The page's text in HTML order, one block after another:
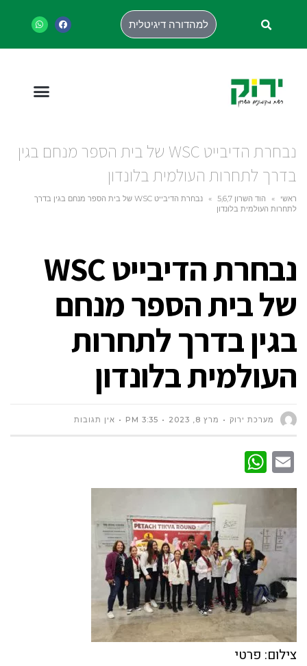
למהדורה דיגיטלית
נבחרת הדיבייט WSC של בית הספר מנחם בגין
בדרך לתחרות העולמית בלונדון
ראשי » הוד השרון 5,6,7 »
נבחרת הדיבייט WSC של בית הספר מנחם בגין בדרך
לתחרות העולמית בלונדון
נבחרת הדיבייט WSC
של בית הספר מנחם
בגין בדרך לתחרות
העולמית בלונדון
מערכת ירוק מרץ 8, 2023 3:35 PM אין תגובות
Email
צילום: פרטי